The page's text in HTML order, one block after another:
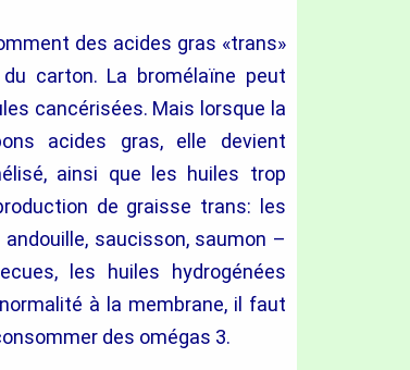
des acides gras «trans»
carton. La bromélaïne peut
cancérisées. Mais lorsque la
acides gras, elle devient
ainsi que les huiles trop
de graisse trans: les
saucisson, saumon –
les huiles hydrogénées
à la membrane, il faut
des omégas 3.